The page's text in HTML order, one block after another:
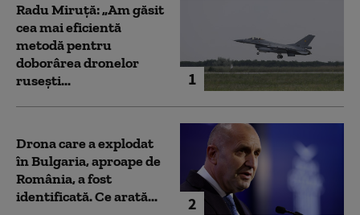
1
Radu Miruță: „Am găsit
cea mai eficientă
metodă pentru
doborârea dronelor
rusești...
2
Drona care a explodat
în Bulgaria, aproape de
România, a fost
identificată. Ce arată...